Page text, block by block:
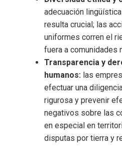
adecuación lingüística
resulta crucial; las
uniformes corren el
fuera a comunidades
Transparencia y
humanos: las
efectuar una
rigurosa y prevenir
negativos sobre las
en especial en
disputas por tierra y